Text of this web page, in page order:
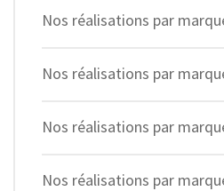
Nos réalisations par
Nos réalisations par
Nos réalisations par
Nos réalisations par